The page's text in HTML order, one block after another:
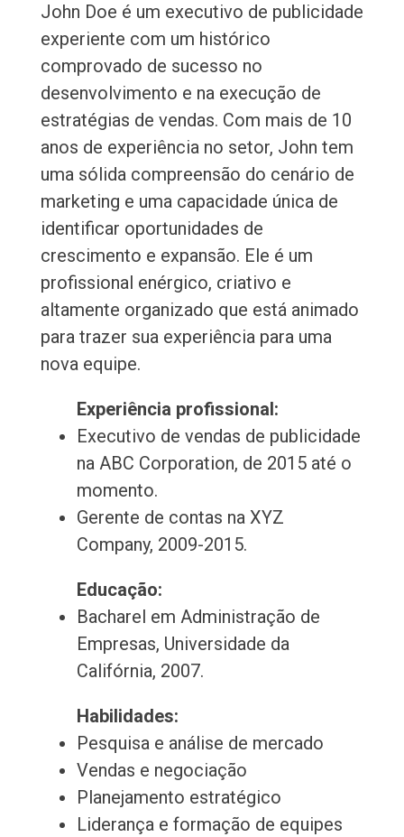
John Doe é um executivo de publicidade
experiente com um histórico
comprovado de sucesso no
desenvolvimento e na execução de
estratégias de vendas. Com mais de 10
anos de experiência no setor, John tem
uma sólida compreensão do cenário de
marketing e uma capacidade única de
identificar oportunidades de
crescimento e expansão. Ele é um
profissional enérgico, criativo e
altamente organizado que está animado
para trazer sua experiência para uma
nova equipe.
Experiência profissional:
Executivo de vendas de publicidade
na ABC Corporation, de 2015 até o
momento.
Gerente de contas na XYZ
Company, 2009-2015.
Educação:
Bacharel em Administração de
Empresas, Universidade da
Califórnia, 2007.
Habilidades:
Pesquisa e análise de mercado
Vendas e negociação
Planejamento estratégico
Liderança e formação de equipes